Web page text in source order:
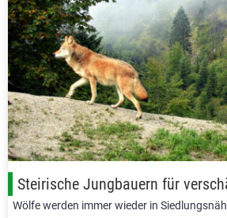
Steirische Jungbauern für
Wölfe werden immer wieder in